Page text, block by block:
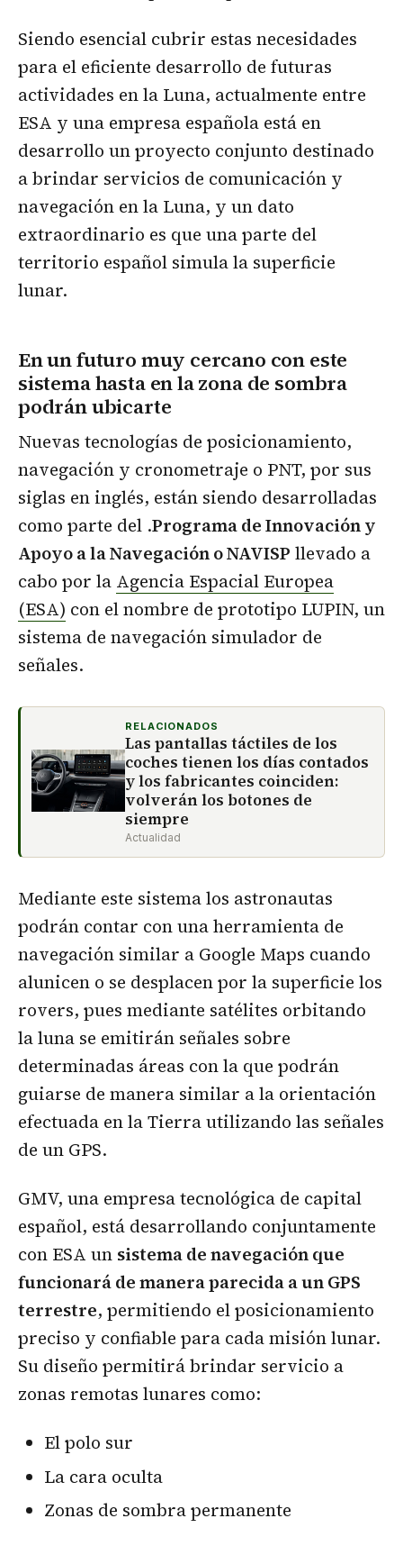
Siendo esencial cubrir estas necesidades
para el eficiente desarrollo de futuras
actividades en la Luna, actualmente entre
ESA y una empresa española está en
desarrollo un proyecto conjunto destinado
a brindar servicios de comunicación y
navegación en la Luna, y un dato
extraordinario es que una parte del
territorio español simula la superficie
lunar.
En un futuro muy cercano con este
sistema hasta en la zona de sombra
podrán ubicarte
Nuevas tecnologías de posicionamiento,
navegación y cronometraje o PNT, por sus
siglas en inglés, están siendo desarrolladas
como parte del .Programa de Innovación y
Apoyo a la Navegación o NAVISP llevado a
cabo por la Agencia Espacial Europea
(ESA) con el nombre de prototipo LUPIN, un
sistema de navegación simulador de
señales.
RELACIONADOS
Las pantallas táctiles de los
coches tienen los días contados
y los fabricantes coinciden:
volverán los botones de
siempre
Actualidad
Mediante este sistema los astronautas
podrán contar con una herramienta de
navegación similar a Google Maps cuando
alunicen o se desplacen por la superficie los
rovers, pues mediante satélites orbitando
la luna se emitirán señales sobre
determinadas áreas con la que podrán
guiarse de manera similar a la orientación
efectuada en la Tierra utilizando las señales
de un GPS.
GMV, una empresa tecnológica de capital
español, está desarrollando conjuntamente
con ESA un sistema de navegación que
funcionará de manera parecida a un GPS
terrestre, permitiendo el posicionamiento
preciso y confiable para cada misión lunar.
Su diseño permitirá brindar servicio a
zonas remotas lunares como:
El polo sur
La cara oculta
Zonas de sombra permanente